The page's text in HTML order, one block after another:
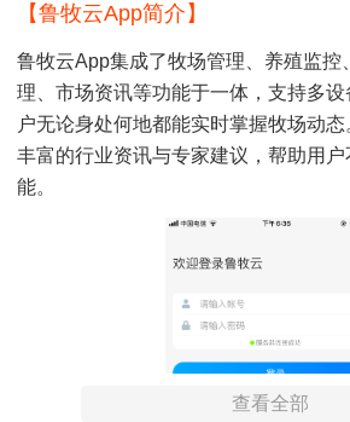
【鲁牧云app简介】
鲁牧云app集成了牧场管理、养殖监控
理、市场资讯等功能于一体，支持多
户无论身处何地都能实时掌握牧场动
丰富的行业资讯与专家建议，帮助用
能。
查看全部